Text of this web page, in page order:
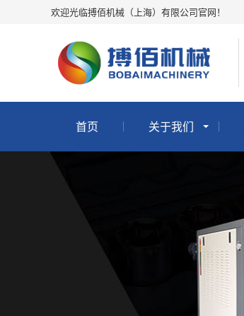
欢迎光临搏佰机械（上海）有限公司官网！
首页 关于我们